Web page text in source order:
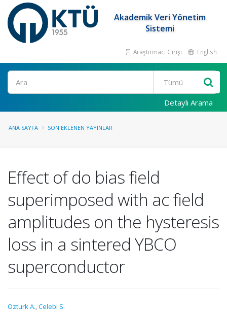
Akademik Veri Yönetim
Sistemi
Araştırmacı Girişi English
Ara
Detaylı Arama
ANA SAYFA SON EKLENEN YAYINLAR
Effect of do bias field
superimposed with ac field
amplitudes on the hysteresis
loss in a sintered YBCO
superconductor
Ozturk A.,Celebi S.